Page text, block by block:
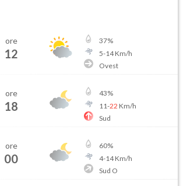
ore
12
37%
5-14Km/h
Ovest
ore
18
43%
11-22 Km/h
Sud
ore
00
60%
4-14Km/h
Sud O